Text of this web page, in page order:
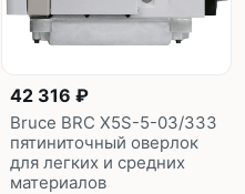
42 316 ₽
Bruce BRC X5S-5-03/333
пятиниточный оверлок
для легких и средних
материалов